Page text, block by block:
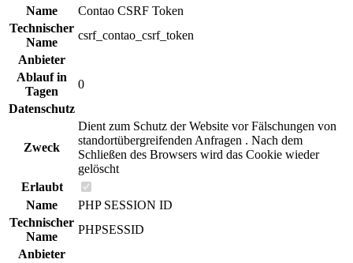
Name
Contao CSRF Token
Technischer
Name
csrf_contao_csrf_token
Anbieter
Ablauf in
Tagen
0
Datenschutz
Zweck
Dient zum Schutz der Website vor Fälschungen von
standortübergreifenden Anfragen . Nach dem
Schließen des Browsers wird das Cookie wieder
gelöscht
Erlaubt
Name
PHP SESSION ID
Technischer
Name
PHPSESSID
Anbieter